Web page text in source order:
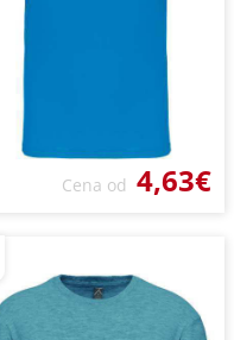
Cena od 4,63€